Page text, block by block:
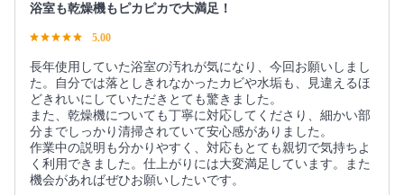
浴室も乾燥機もピカピカで大満足！
5.00
長年使用していた浴室の汚れが気になり、今回お願いしまし
た。自分では落としきれなかったカビや水垢も、見違えるほ
どきれいにしていただきとても驚きました。
また、乾燥機についても丁寧に対応してくださり、細かい部
分までしっかり清掃されていて安心感がありました。
作業中の説明も分かりやすく、対応もとても親切で気持ちよ
く利用できました。仕上がりには大変満足しています。また
機会があればぜひお願いしたいです。